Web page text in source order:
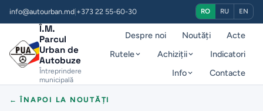
info@autourban.md +373 22 55-60-30 RO RU EN
Î.M.
Parcul
Urban de
Autobuze
Întreprindere
municipală
Despre noi Noutăți
Acte
Rutele
Achiziții
Indicatori
Info
Contacte
← ÎNAPOI LA NOUTĂȚI